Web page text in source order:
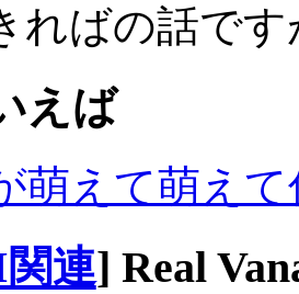
ればの話で
えば
萌えて萌え
連] Real